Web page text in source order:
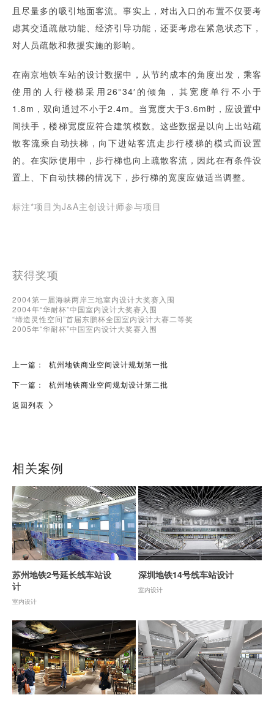
且尽量多的吸引地面客流。事实上，对出入口的布置不仅要考
虑其交通疏散功能、经济引导功能，还要考虑在紧急状态下，
对人员疏散和救援实施的影响。
在南京地铁车站的设计数据中，从节约成本的角度出发，乘客
使用的人行楼梯采用26°34′的倾角，其宽度单行不小于
1.8m，双向通过不小于2.4m。当宽度大于3.6m时，应设置中
间扶手，楼梯宽度应符合建筑模数。这些数据是以向上出站疏
散客流乘自动扶梯，向下进站客流走步行楼梯的模式而设置
的。在实际使用中，步行梯也向上疏散客流，因此在有条件设
置上、下自动扶梯的情况下，步行梯的宽度应做适当调整。
标注*项目为J&A主创设计师参与项目
获得奖项
2004第一届海峡两岸三地室内设计大奖赛入围
2004年“华耐杯”中国室内设计大奖赛入围
“缔造灵性空间”首届东鹏杯全国室内设计大赛二等奖
2005年“华耐杯”中国室内设计大奖赛入围
上一篇：
杭州地铁商业空间设计规划第一批
下一篇：
杭州地铁商业空间规划设计第二批
返回列表
相关案例
苏州地铁2号延长线车站设
计
室内设计
深圳地铁14号线车站设计
室内设计